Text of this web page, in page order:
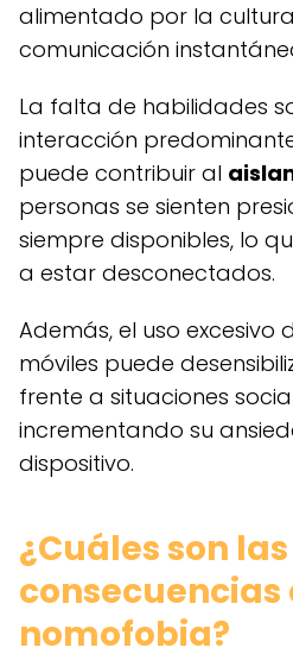
alimentado por la
comunicación
La falta de habilidades
interacción
puede contribuir al
personas se sienten
siempre disponibles, lo
a estar desconectados.
Además, el uso excesivo
móviles puede
frente a situaciones
incrementando su
dispositivo.
¿Cuáles son las
consecuencias
nomofobia?